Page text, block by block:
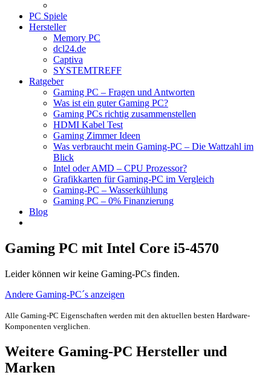
PC Spiele
Hersteller
Memory PC
dcl24.de
Captiva
SYSTEMTREFF
Ratgeber
Gaming PC – Fragen und Antworten
Was ist ein guter Gaming PC?
Gaming PCs richtig zusammenstellen
HDMI Kabel Test
Gaming Zimmer Ideen
Was verbraucht mein Gaming-PC – Die Wattzahl im
Blick
Intel oder AMD – CPU Prozessor?
Grafikkarten für Gaming-PC im Vergleich
Gaming-PC – Wasserkühlung
Gaming PC – 0% Finanzierung
Blog
Gaming PC mit Intel Core i5-4570
Leider können wir keine Gaming-PCs finden.
Andere Gaming-PC´s anzeigen
Alle Gaming-PC Eigenschaften werden mit den aktuellen besten Hardware-
Komponenten verglichen.
Weitere Gaming-PC Hersteller und
Marken